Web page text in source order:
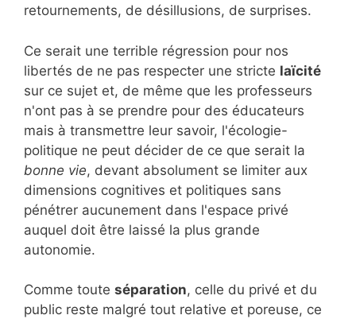
retournements, de désillusions, de surprises.
Ce serait une terrible régression pour nos
libertés de ne pas respecter une stricte laïcité
sur ce sujet et, de même que les professeurs
n'ont pas à se prendre pour des éducateurs
mais à transmettre leur savoir, l'écologie-
politique ne peut décider de ce que serait la
bonne vie, devant absolument se limiter aux
dimensions cognitives et politiques sans
pénétrer aucunement dans l'espace privé
auquel doit être laissé la plus grande
autonomie.
Comme toute séparation, celle du privé et du
public reste malgré tout relative et poreuse, ce